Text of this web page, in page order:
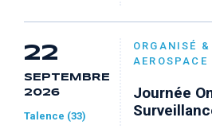
22
SEPTEMBRE
2026
Talence (33)
ORGANISÉ
AEROSPACE
Journée